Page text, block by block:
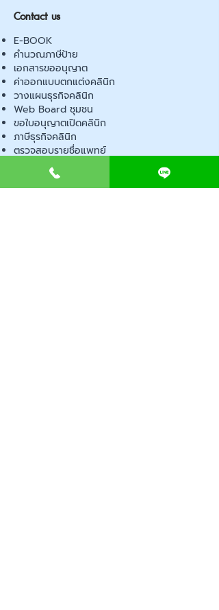
Contact us
E-BOOK
คำนวณภาษีป้าย
เอกสารขออนุญาต
ค่าออกแบบตกแต่งคลินิก
วางแผนธุรกิจคลินิก
Web Board ชุมชน
ขอใบอนุญาตเปิดคลินิก
ภาษีธุรกิจคลินิก
ตรวจสอบรายชื่อแพทย์
ติดต่อ สำนักงานสาธารณสุข
การนำเข้าเครื่องมือแพทย์
แบบตรวจมาตรฐานคลินิก